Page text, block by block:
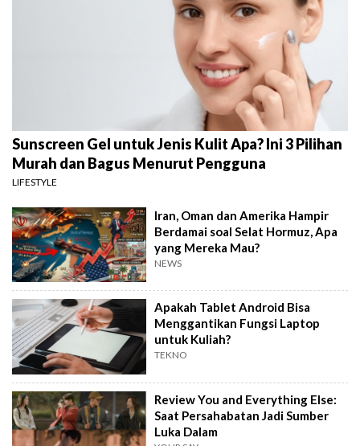
Sunscreen Gel untuk Jenis Kulit Apa? Ini 3 Pilihan
Murah dan Bagus Menurut Pengguna
LIFESTYLE
Iran, Oman dan Amerika Hampir
Berdamai soal Selat Hormuz, Apa
yang Mereka Mau?
NEWS
Apakah Tablet Android Bisa
Menggantikan Fungsi Laptop
untuk Kuliah?
TEKNO
Review You and Everything Else:
Saat Persahabatan Jadi Sumber
Luka Dalam